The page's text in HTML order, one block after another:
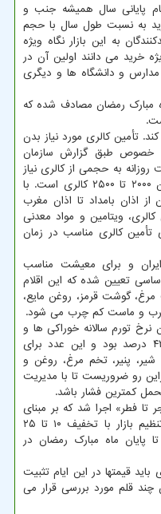
پایانی سال همیشه جنب و
به نسبت طول سال با حجم
به این بازار نگاه ویژه
خرید می دانند اولین آن در
مدارس و دانشگاه ها و دیگری
مبارک رمضان مصادف شده که
تأمین کالری مورد نیاز بدن
خصوص طبق گزارش سازمان
به حجمی از کالری نیاز
دارد که به صورت میانگین این عدد بین ۲۰۰۰ تا ۲۵۰۰ کالری است. با
اذان بامداد تا اذان مغرب
ویتامین و مواد معدنی
تأمین کالری مناسب در زمان
و برای معیشت مناسب
بگیر ۱۱ قلم کالای اساسی تعیین شده که این اقلام
گوشت قرمز، روغن مایع،
نرخ تورم سالانه خوراکی ها و
آشامیدنی ها در بهمن سال جاری، ۴۲.۵ درصد بود و این عدد برای
پنیر، تخم مرغ، روغن و
ازاین رو ضروریست تا با مدیریت
کمترین فشار باشد.
فطر» اجرا شد که بر مبنای
آن ۳۳ قلم کالای اساسی با مدیریت تنظیم بازار با تخفیف ۱۰ تا ۲۵
پایان ماه مبارک رمضان در
قیمتها در این ایام تثبیت
قلم مورد بررسی قرار می